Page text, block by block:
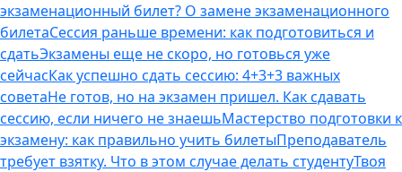
экзаменационный билет? О замене экзаменационного
билетаСессия раньше времени: как подготовиться и
сдатьЭкзамены еще не скоро, но готовься уже
сейчасКак успешно сдать сессию: 4+3+3 важных
советаНе готов, но на экзамен пришел. Как сдавать
сессию, если ничего не знаешьМастерство подготовки к
экзамену: как правильно учить билетыПреподаватель
требует взятку. Что в этом случае делать студентуТвоя